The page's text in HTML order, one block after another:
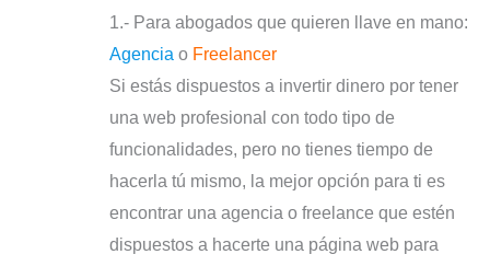
1.- Para abogados que quieren llave en mano:
Agencia o Freelancer
Si estás dispuestos a invertir dinero por tener
una web profesional con todo tipo de
funcionalidades, pero no tienes tiempo de
hacerla tú mismo, la mejor opción para ti es
encontrar una agencia o freelance que estén
dispuestos a hacerte una página web para